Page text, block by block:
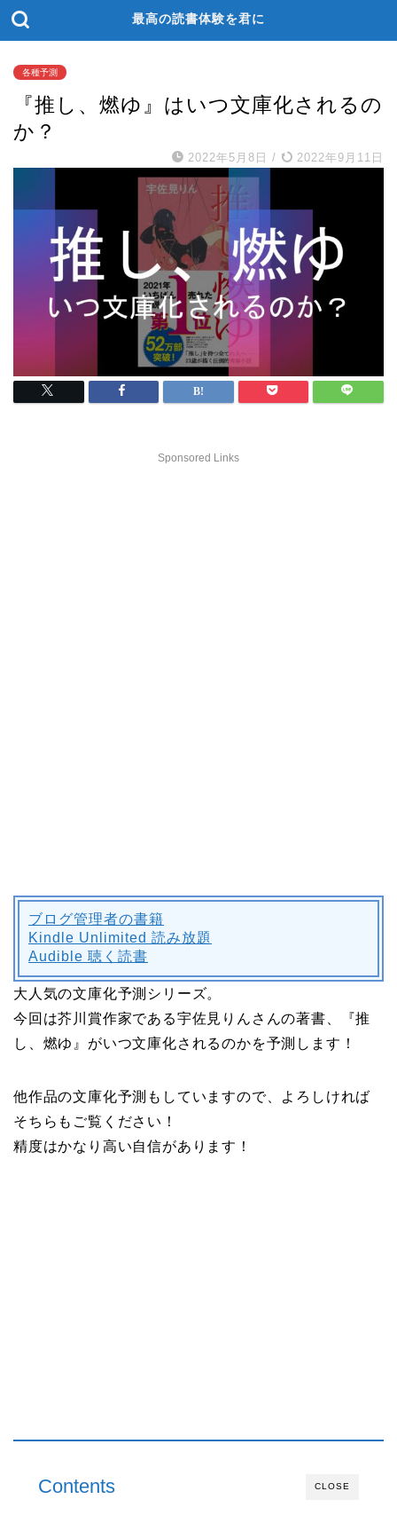
最高の読書体験を君に
各種予測
『推し、燃ゆ』はいつ文庫化されるの
か？
2022年5月8日 / 2022年9月11日
Sponsored Links
ブログ管理者の書籍
Kindle Unlimited 読み放題
Audible 聴く読書
大人気の文庫化予測シリーズ。
今回は芥川賞作家である宇佐見りんさんの著書、『推
し、燃ゆ』がいつ文庫化されるのかを予測します！
他作品の文庫化予測もしていますので、よろしければ
そちらもご覧ください！
精度はかなり高い自信があります！
CLOSE
Contents